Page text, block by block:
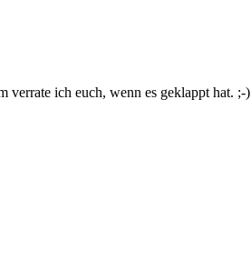
verrate ich euch, wenn es geklappt hat. ;-)